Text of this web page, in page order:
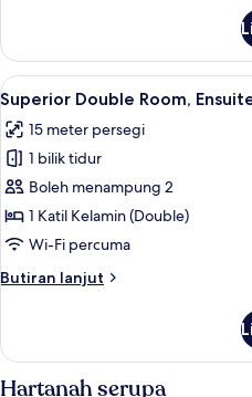
Suite,
Ensuite
Lihat
semua
foto
untuk
Superior
Double
Room,
12
Superior Double Room,
15 meter persegi
1 bilik tidur
Boleh menampung 2
1 Katil Kelamin (Double)
Wi-Fi percuma
Butiran lanjut
Butiran
Double
Hartanah serupa